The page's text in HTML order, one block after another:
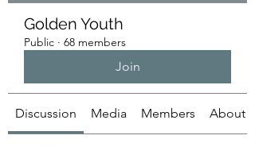
Golden Youth
Public · 68 members
Join
Discussion Media Members About